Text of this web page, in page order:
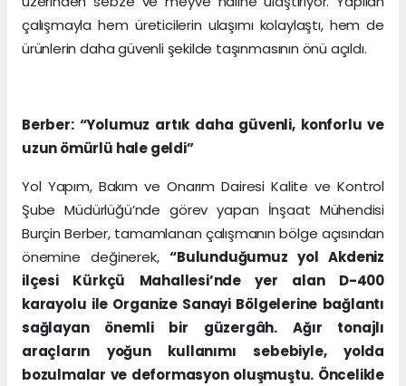
çalışmayla hem üreticilerin ulaşımı kolaylaştı, hem de
ürünlerin daha güvenli şekilde taşınmasının önü açıldı.
Berber: “Yolumuz artık daha güvenli, konforlu ve
uzun ömürlü hale geldi”
Yol Yapım, Bakım ve Onarım Dairesi Kalite ve Kontrol
Şube Müdürlüğü’nde görev yapan İnşaat Mühendisi
Burçin Berber, tamamlanan çalışmanın bölge açısından
önemine değinerek,“Bulunduğumuz yol Akdeniz
ilçesi Kürkçü Mahallesi’nde yer alan D-400
karayolu ile Organize Sanayi Bölgelerine bağlantı
sağlayan önemli bir güzergâh. Ağır tonajlı
araçların yoğun kullanımı sebebiyle, yolda
bozulmalar ve deformasyon oluşmuştu. Öncelikle